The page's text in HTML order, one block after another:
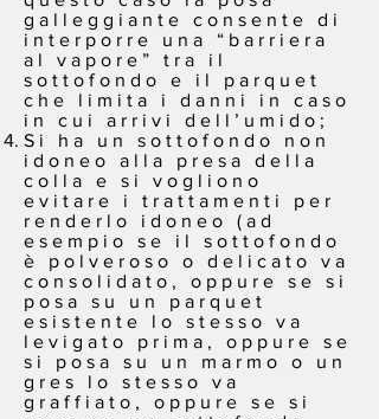
galleggiante consente di
interporre una “barriera
al vapore” tra il
sottofondo e il parquet
che limita i danni in caso
in cui arrivi dell’umido;
Si ha un sottofondo non
idoneo alla presa della
colla e si vogliono
evitare i trattamenti per
renderlo idoneo (ad
esempio se il sottofondo
è polveroso o delicato va
consolidato, oppure se si
posa su un parquet
esistente lo stesso va
levigato prima, oppure se
si posa su un marmo o un
gres lo stesso va
graffiato, oppure se si